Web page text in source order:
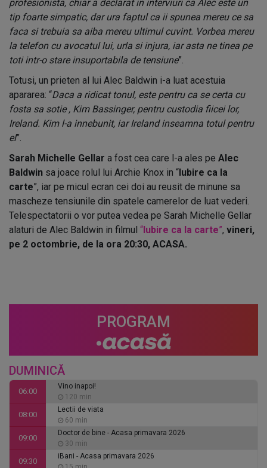
profesionista, chiar a declarat in interviuri ca Alec este un
tip foarte simpatic, dar ura faptul ca ii spunea mereu ce sa
faca si trebuia sa aiba mereu ultimul cuvint. Vorbea mereu
la telefon cu avocatul lui, urla si injura, iar asta ne tinea pe
toti intr-o stare insuportabila de tensiune”.
Totusi, un prieten al lui Alec Baldwin i-a luat acestuia
apararea: “Daca a ridicat tonul, este pentru ca se certa cu
fosta sa sotie , Kim Bassinger, pentru custodia fiicei lor,
Ireland. Kim l-a innebunit, iar Ireland inseamna totul pentru
el”.
Sarah Michelle Gellar a fost cea care l-a ales pe Alec
Baldwin sa joace rolul lui Archie Knox in “Iubire ca la
carte”, iar pe micul ecran cei doi au reusit de minune sa
mascheze tensiunile din spatele camerelor de luat vederi.
Telespectatorii o vor putea vedea pe Sarah Michelle Gellar
alaturi de Alec Baldwin in filmul “Iubire ca la carte”, vineri,
pe 2 octombrie, de la ora 20:30, ACASA.
PROGRAM
DUMINICĂ
06:00
Vino inapoi!
120 min
08:00
Lectii de viata
60 min
09:00
Doctor de bine - Acasa primavara 2026
30 min
09:30
iBani - Acasa primavara 2026